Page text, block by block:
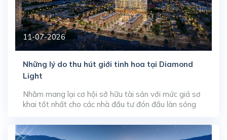
11-07-2026
Những lý do thu hút giới tinh hoa tại Diamond
Light
Nhằm mang lại cơ hội sở hữu tài sản với mức giá sơ
khai tốt nhất cho các nhà đầu tư đón đầu làn sóng
thức kích hoạt chương trình nhận đặt chỗ booking
đợt 1 cho các sản phẩm căn hộ tại tòa […]